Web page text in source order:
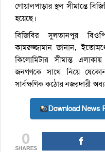
গোয়ালপাড়ার স্থল সীমান্তে
হয়েছে।
বিজিবির সুলতানপুর
কামরুজ্জামান জানান,
কিলোমিটার সীমান্ত
জনগণকে সাথে নিয়ে
সার্বক্ষণিক কঠোর নজরদারী
Download News
0
SHARES